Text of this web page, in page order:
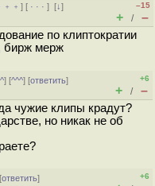
] [ · · ·][↓]
–15
+ / –
по клиптократии
бирж мерж
] [^^^] [ответить]
+6
+ / –
чужие клипы крадут?
но никак не об
ответить]
+6